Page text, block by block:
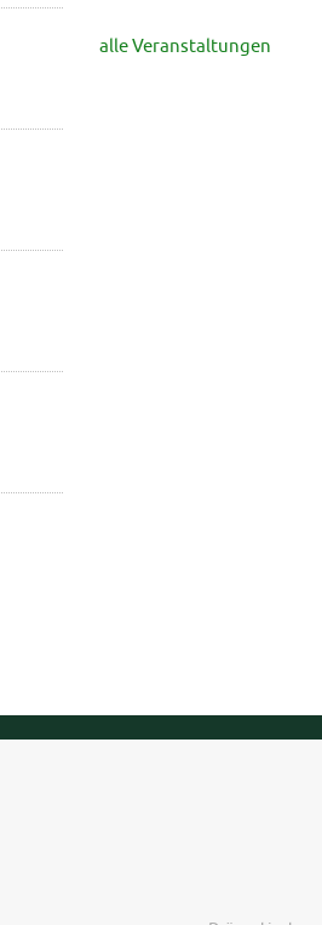
alle Veranstaltungen